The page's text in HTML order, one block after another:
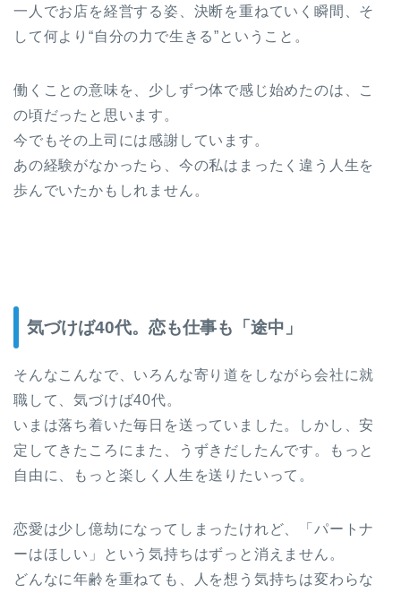
一人でお店を経営する姿、決断を重ねていく瞬間、そ
して何より“自分の力で生きる”ということ。
働くことの意味を、少しずつ体で感じ始めたのは、こ
の頃だったと思います。
今でもその上司には感謝しています。
あの経験がなかったら、今の私はまったく違う人生を
歩んでいたかもしれません。
気づけば40代。恋も仕事も「途中」
そんなこんなで、いろんな寄り道をしながら会社に就
職して、気づけば40代。
いまは落ち着いた毎日を送っていました。しかし、安
定してきたころにまた、うずきだしたんです。もっと
自由に、もっと楽しく人生を送りたいって。
恋愛は少し億劫になってしまったけれど、「パートナ
ーはほしい」という気持ちはずっと消えません。
どんなに年齢を重ねても、人を想う気持ちは変わらな